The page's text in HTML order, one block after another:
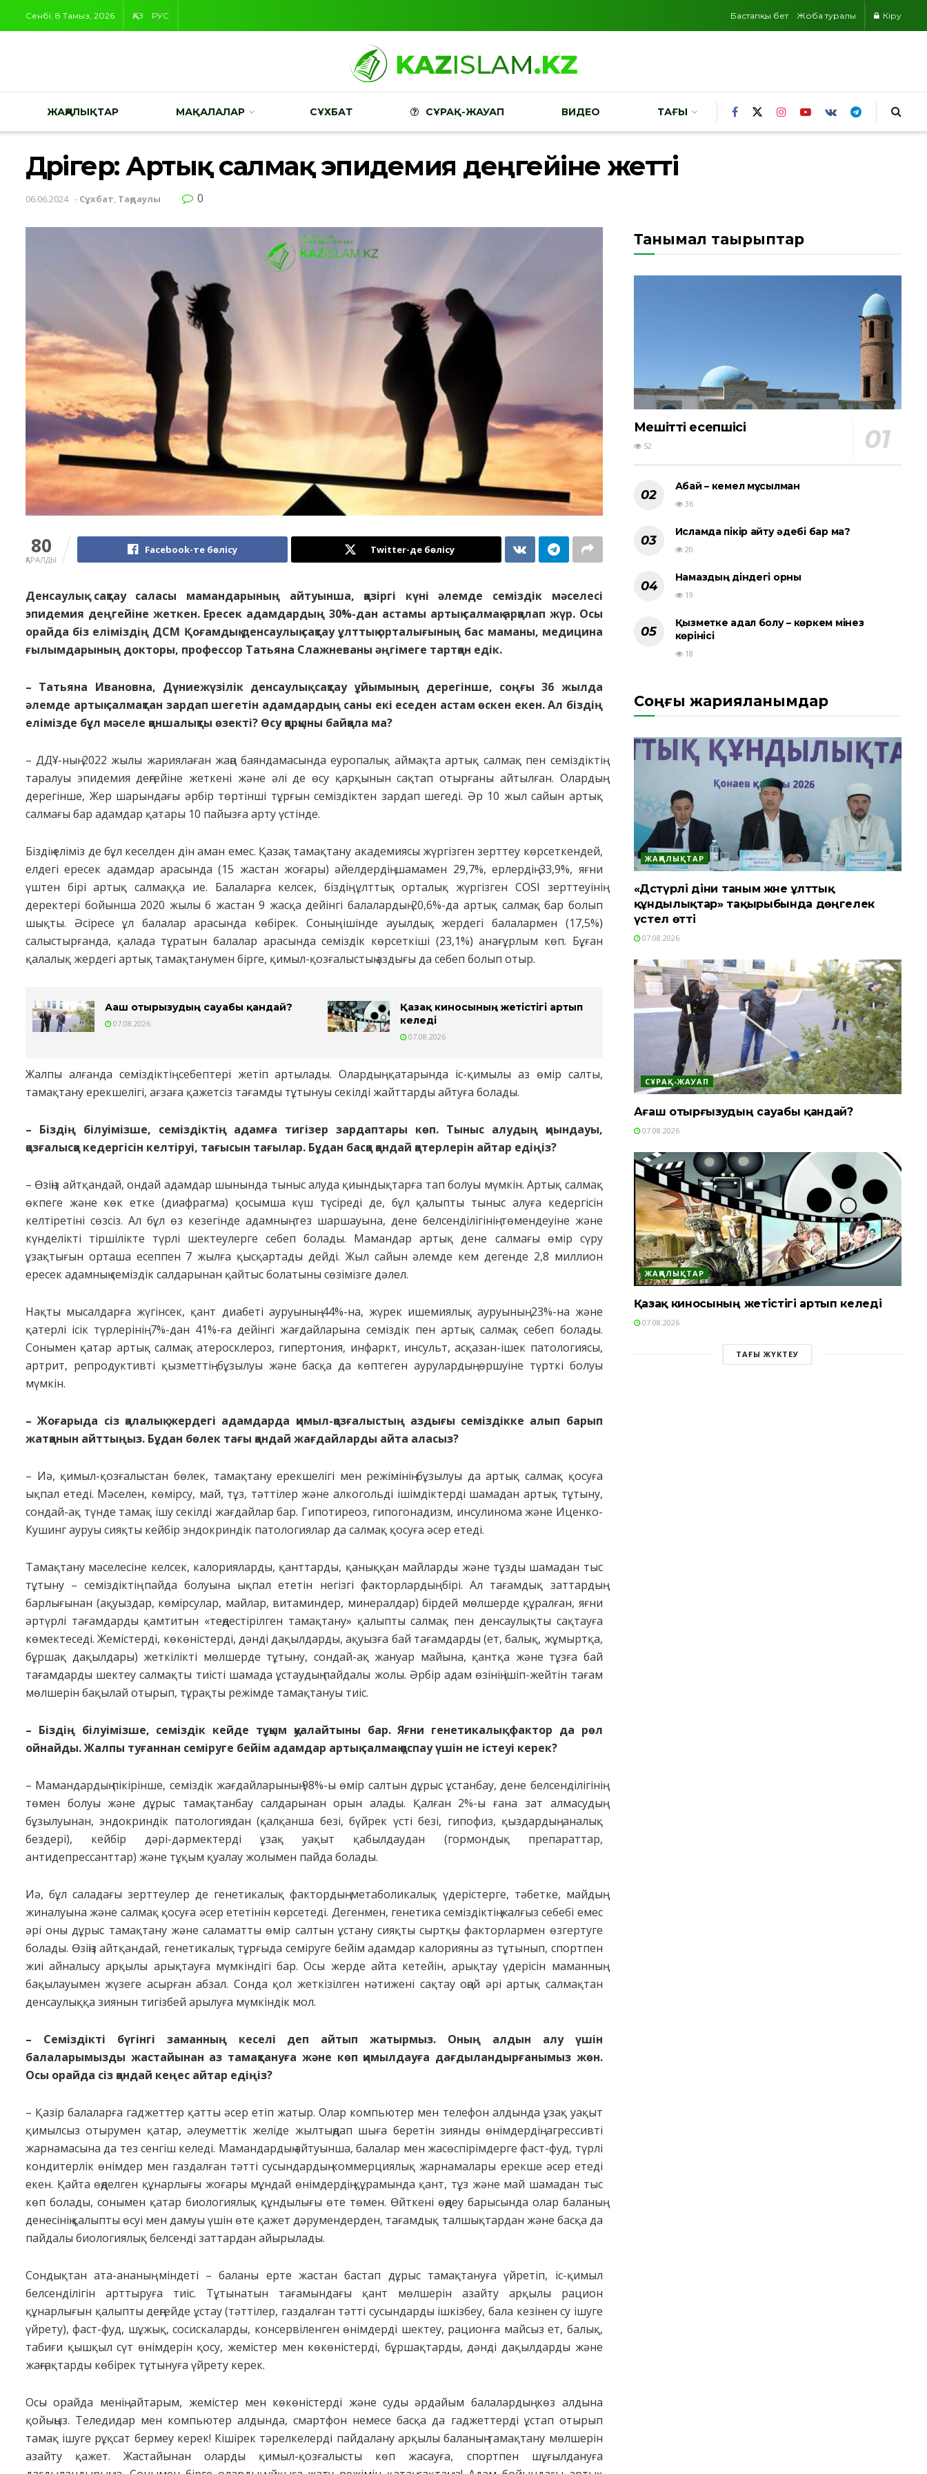
Сенбі, 8 Тамыз, 2026 ҚАЗ РУС Бастапқы бет Жоба туралы Кіру
ЖАҢАЛЫҚТАР МАҚАЛАЛАР СҰХБАТ СҰРАҚ-ЖАУАП ВИДЕО ТАҒЫ
Дәрігер: Артық салмақ эпидемия деңгейіне жетті
06.06.2024 - Сұхбат, Таңдаулы 0
80
ҚАРАЛДЫ
Facebook-те бөлісу Twitter-де бөлісу
Денсаулық сақтау саласы мамандарының айтуынша, қазіргі күні әлемде семіздік мәселесі
эпидемия деңгейіне жеткен. Ересек адамдардың 30%-дан астамы артық салмақ арқалап жүр. Осы
орайда біз еліміздің ДСМ Қоғамдық денсаулық сақтау ұлттық орталығының бас маманы, медицина
ғылымдарының докторы, профессор Татьяна Слажневаны әңгімеге тартқан едік.
– Татьяна Ивановна, Дүниежүзілік денсаулық сақтау ұйымының дерегінше, соңғы 36 жылда
әлемде артық салмақтан зардап шегетін адамдардың саны екі еседен астам өскен екен. Ал біздің
елімізде бұл мәселе қаншалықты өзекті? Өсу қарқыны байқала ма?
– ДДҰ-ның 2022 жылы жариялаған жаңа баяндамасында еуропалық аймақта артық салмақ пен семіздіктің
таралуы эпидемия деңгейіне жеткені және әлі де өсу қарқынын сақтап отырғаны айтылған. Олардың
дерегінше, Жер шарындағы әрбір төртінші тұрғын семіздіктен зардап шегеді. Әр 10 жыл сайын артық
салмағы бар адамдар қатары 10 пайызға арту үстінде.
Біздің еліміз де бұл кеселден дін аман емес. Қазақ тамақтану академиясы жүргізген зерттеу көрсеткендей,
елдегі ересек адамдар арасында (15 жастан жоғары) әйелдердің шамамен 29,7%, ерлердің 33,9%, яғни
үштен бірі артық салмаққа ие. Балаларға келсек, біздің ұлттық орталық жүргізген COSI зерттеуінің
деректері бойынша 2020 жылы 6 жастан 9 жасқа дейінгі балалардың 20,6%-да артық салмақ бар болып
шықты. Әсіресе ұл балалар арасында көбірек. Соның ішінде ауылдық жердегі балалармен (17,5%)
салыстырғанда, қалада тұратын балалар арасында семіздік көрсеткіші (23,1%) анағұрлым көп. Бұған
қалалық жердегі артық тамақтанумен бірге, қимыл-қозғалыстың аздығы да себеп болып отыр.
Ағаш отырғызудың сауабы қандай?
07.08.2026
Қазақ киносының жетістігі артып
келеді
07.08.2026
Жалпы алғанда семіздіктің себептері жетіп артылады. Олардың қатарында іс-қимылы аз өмір салты,
тамақтану ерекшелігі, ағзаға қажетсіз тағамды тұтынуы секілді жайттарды айтуға болады.
– Біздің білуімізше, семіздіктің адамға тигізер зардаптары көп. Тыныс алудың қиындауы,
қозғалысқа кедергісін келтіруі, тағысын тағылар. Бұдан басқа қандай қатерлерін айтар едіңіз?
– Өзіңіз айтқандай, ондай адамдар шынында тыныс алуда қиындықтарға тап болуы мүмкін. Артық салмақ
өкпеге және көк етке (диафрагма) қосымша күш түсіреді де, бұл қалыпты тыныс алуға кедергісін
келтіретіні сөзсіз. Ал бұл өз кезегінде адамның тез шаршауына, дене белсенділігінің төмендеуіне және
күнделікті тіршілікте түрлі шектеулерге себеп болады. Мамандар артық дене салмағы өмір сүру
ұзақтығын орташа есеппен 7 жылға қысқартады дейді. Жыл сайын әлемде кем дегенде 2,8 миллион
ересек адамның семіздік салдарынан қайтыс болатыны сөзімізге дәлел.
Нақты мысалдарға жүгінсек, қант диабеті ауруының 44%-на, жүрек ишемиялық ауруының 23%-на және
қатерлі ісік түрлерінің 7%-дан 41%-ға дейінгі жағдайларына семіздік пен артық салмақ себеп болады.
Сонымен қатар артық салмақ атеросклероз, гипертония, инфаркт, инсульт, асқазан-ішек патологиясы,
артрит, репродуктивті қызметтің бұзылуы және басқа да көптеген аурулардың өршуіне түрткі болуы
мүмкін.
– Жоғарыда сіз қалалық жердегі адамдарда қимыл-қозғалыстың аздығы семіздікке алып барып
жатқанын айттыңыз. Бұдан бөлек тағы қандай жағдайларды айта аласыз?
– Иә, қимыл-қозғалыстан бөлек, тамақтану ерекшелігі мен режімінің бұзылуы да артық салмақ қосуға
ықпал етеді. Мәселен, көмірсу, май, тұз, тәттілер және алкогольді ішімдіктерді шамадан артық тұтыну,
сондай-ақ түнде тамақ ішу секілді жағдайлар бар. Гипотиреоз, гипогонадизм, инсулинома және Иценко-
Кушинг ауруы сияқты кейбір эндокриндік патологиялар да салмақ қосуға әсер етеді.
Тамақтану мәселесіне келсек, калорияларды, қанттарды, қаныққан майларды және тұзды шамадан тыс
тұтыну – семіздіктің пайда болуына ықпал ететін негізгі факторлардың бірі. Ал тағамдық заттардың
барлығынан (ақуыздар, көмірсулар, майлар, витаминдер, минералдар) бірдей мөлшерде құралған, яғни
әртүрлі тағамдарды қамтитын «теңдестірілген тамақтану» қалыпты салмақ пен денсаулықты сақтауға
көмектеседі. Жемістерді, көкөністерді, дәнді дақылдарды, ақуызға бай тағамдарды (ет, балық, жұмыртқа,
бұршақ дақылдары) жеткілікті мөлшерде тұтыну, сондай-ақ жануар майына, қантқа және тұзға бай
тағамдарды шектеу салмақты тиісті шамада ұстаудың пайдалы жолы. Әрбір адам өзінің ішіп-жейтін тағам
мөлшерін бақылай отырып, тұрақты режімде тамақтануы тиіс.
– Біздің білуімізше, семіздік кейде тұқым қуалайтыны бар. Яғни генетикалық фактор да рөл
ойнайды. Жалпы туғаннан семіруге бейім адамдар артық салмақ қоспау үшін не істеуі керек?
– Мамандардың пікірінше, семіздік жағдайларының 98%-ы өмір салтын дұрыс ұстанбау, дене белсенділігінің
төмен болуы және дұрыс тамақтанбау салдарынан орын алады. Қалған 2%-ы ғана зат алмасудың
бұзылуынан, эндокриндік патологиядан (қалқанша безі, бүйрек үсті безі, гипофиз, қыздардың аналық
бездері), кейбір дәрі-дәрмектерді ұзақ уақыт қабылдаудан (гормондық препараттар,
антидепрессанттар) және тұқым қуалау жолымен пайда болады.
Иә, бұл саладағы зерттеулер де генетикалық фактордың метаболикалық үдерістерге, тәбетке, майдың
жиналуына және салмақ қосуға әсер ететінін көрсетеді. Дегенмен, генетика семіздіктің жалғыз себебі емес
әрі оны дұрыс тамақтану және саламатты өмір салтын ұстану сияқты сыртқы факторлармен өзгертуге
болады. Өзіңіз айтқандай, генетикалық тұрғыда семіруге бейім адамдар калорияны аз тұтынып, спортпен
жиі айналысу арқылы арықтауға мүмкіндігі бар. Осы жерде айта кетейін, арықтау үдерісін маманның
бақылауымен жүзеге асырған абзал. Сонда қол жеткізілген нәтижені сақтау оңай әрі артық салмақтан
денсаулыққа зиянын тигізбей арылуға мүмкіндік мол.
– Семіздікті бүгінгі заманның кеселі деп айтып жатырмыз. Оның алдын алу үшін
балаларымызды жастайынан аз тамақтануға және көп қимылдауға дағдыландырғанымыз жөн.
Осы орайда сіз қандай кеңес айтар едіңіз?
– Қазір балаларға гаджеттер қатты әсер етіп жатыр. Олар компьютер мен телефон алдында ұзақ уақыт
қимылсыз отырумен қатар, әлеуметтік желіде жылтыңдап шыға беретін зиянды өнімдердің агрессивті
жарнамасына да тез сенгіш келеді. Мамандардың айтуынша, балалар мен жасөспірімдерге фаст-фуд, түрлі
кондитерлік өнімдер мен газдалған тәтті сусындардың коммерциялық жарнамалары ерекше әсер етеді
екен. Қайта өңделген құнарлығы жоғары мұндай өнімдердің құрамында қант, тұз және май шамадан тыс
көп болады, сонымен қатар биологиялық құндылығы өте төмен. Өйткені өңдеу барысында олар баланың
денесінің қалыпты өсуі мен дамуы үшін өте қажет дәрумендерден, тағамдық талшықтардан және басқа да
пайдалы биологиялық белсенді заттардан айырылады.
Сондықтан ата-ананың міндеті – баланы ерте жастан бастап дұрыс тамақтануға үйретіп, іс-қимыл
белсенділігін арттыруға тиіс. Тұтынатын тағамындағы қант мөлшерін азайту арқылы рацион
құнарлығын қалыпты деңгейде ұстау (тәттілер, газдалған тәтті сусындарды ішкізбеу, бала кезінен су ішуге
үйрету), фаст-фуд, шұжық, сосискаларды, консервіленген өнімдерді шектеу, рационға майсыз ет, балық,
табиғи қышқыл сүт өнімдерін қосу, жемістер мен көкөністерді, бұршақтарды, дәнді дақылдарды және
жаңғақтарды көбірек тұтынуға үйрету керек.
Осы орайда менің айтарым, жемістер мен көкөністерді және суды әрдайым балалардың көз алдына
қойыңыз. Теледидар мен компьютер алдында, смартфон немесе басқа да гаджеттерді ұстап отырып
тамақ ішуге рұқсат бермеу керек! Кішірек тәрелкелерді пайдалану арқылы баланың тамақтану мөлшерін
азайту қажет. Жастайынан оларды қимыл-қозғалысты көп жасауға, спортпен шұғылдануға
Танымал тақырыптар
Мешіттің есепшісі
52
Абай – кемел мұсылман
36
Исламда пікір айту әдебі бар ма?
20
Намаздың діндегі орны
19
Қызметке адал болу – көркем мінез
көрінісі
18
Соңғы жарияланымдар
ЖАҢАЛЫҚТАР
«Дәстүрлі діни таным және ұлттық
құндылықтар» тақырыбында дөңгелек
үстел өтті
07.08.2026
СҰРАҚ-ЖАУАП
Ағаш отырғызудың сауабы қандай?
07.08.2026
ЖАҢАЛЫҚТАР
Қазақ киносының жетістігі артып келеді
07.08.2026
ТАҒЫ ЖҮКТЕУ